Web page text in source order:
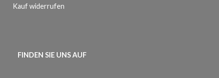
Kauf widerrufen
FINDEN SIE UNS AUF